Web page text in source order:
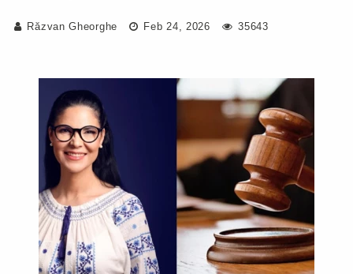
Răzvan Gheorghe Feb 24, 2026 35643